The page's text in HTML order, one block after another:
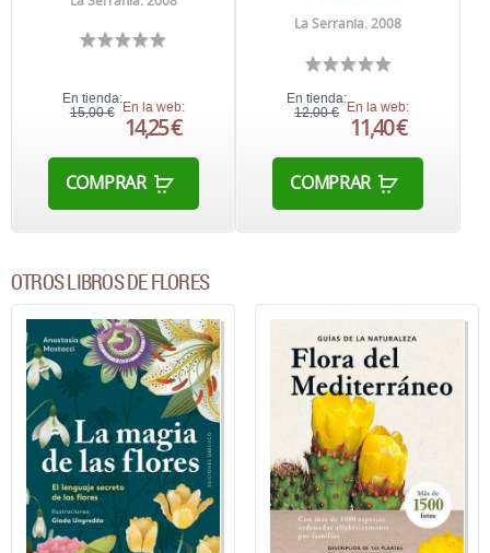
En tienda:
15,00 € En la web:
14,25 €
COMPRAR
La Serranía. 2008
En tienda:
12,00 €
En la web:
11,40 €
COMPRAR
OTROS LIBROS DE FLORES